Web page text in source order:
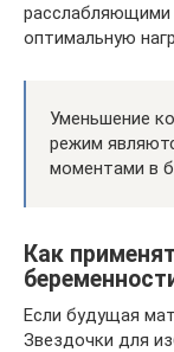
расслабляющими
оптимальную
Уменьшение
режим
моментами в
Как
Если будущая
Звездочки для